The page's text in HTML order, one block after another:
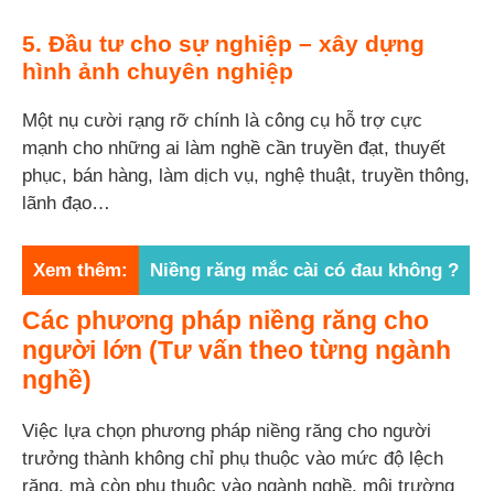
5. Đầu tư cho sự nghiệp – xây dựng
hình ảnh chuyên nghiệp
Một nụ cười rạng rỡ chính là công cụ hỗ trợ cực
mạnh cho những ai làm nghề cần truyền đạt, thuyết
phục, bán hàng, làm dịch vụ, nghệ thuật, truyền thông,
lãnh đạo…
Xem thêm: Niềng răng mắc cài có đau không ?
Các phương pháp niềng răng cho
người lớn (Tư vấn theo từng ngành
nghề)
Việc lựa chọn phương pháp niềng răng cho người
trưởng thành không chỉ phụ thuộc vào mức độ lệch
răng, mà còn phụ thuộc vào ngành nghề, môi trường